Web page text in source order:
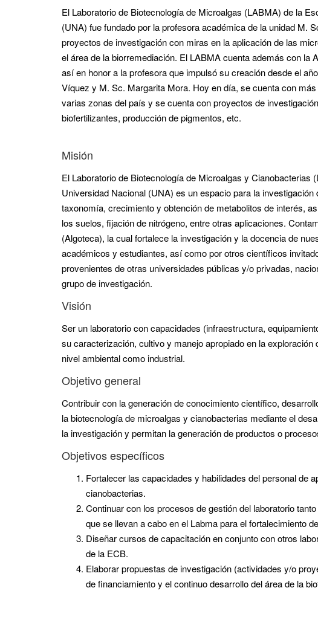
El Laboratorio de Biotecnología de Microalgas (LABMA) de la
(UNA) fue fundado por la profesora académica de la unidad M.
proyectos de investigación con miras en la aplicación de las
el área de la biorremediación. El LABMA cuenta además con
así en honor a la profesora que impulsó su creación desde el
Víquez y M. Sc. Margarita Mora. Hoy en día, se cuenta con
varias zonas del país y se cuenta con proyectos de
biofertilizantes, producción de pigmentos, etc.
Misión
El Laboratorio de Biotecnología de Microalgas y
Universidad Nacional (UNA) es un espacio para la
taxonomía, crecimiento y obtención de metabolitos de interés,
los suelos, fijación de nitrógeno, entre otras aplicaciones.
(Algoteca), la cual fortalece la investigación y la docencia de
académicos y estudiantes, así como por otros científicos
provenientes de otras universidades públicas y/o privadas,
grupo de investigación.
Visión
Ser un laboratorio con capacidades (infraestructura,
su caracterización, cultivo y manejo apropiado en la
nivel ambiental como industrial.
Objetivo general
Contribuir con la generación de conocimiento científico,
la biotecnología de microalgas y cianobacterias mediante el
la investigación y permitan la generación de productos o
Objetivos específicos
Fortalecer las capacidades y habilidades del personal de
cianobacterias.
Continuar con los procesos de gestión del laboratorio
que se llevan a cabo en el Labma para el fortalecimiento
Diseñar cursos de capacitación en conjunto con otros
de la ECB.
Elaborar propuestas de investigación (actividades y/o
de financiamiento y el continuo desarrollo del área de la